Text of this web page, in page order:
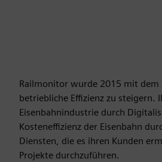
Railmonitor wurde 2015 mit
betriebliche Effizienz zu steigern.
Eisenbahnindustrie durch
Kosteneffizienz der Eisenbahn
Diensten, die es ihren Kunden
Projekte durchzuführen.